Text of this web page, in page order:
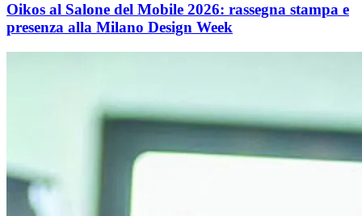
Oikos al Salone del Mobile 2026: rassegna stampa e
presenza alla Milano Design Week